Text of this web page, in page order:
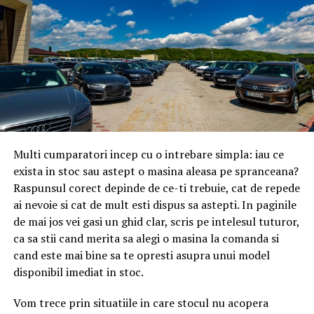
– pentru una sau două persoane în
locuință – mașini de spălat cu capacitate
de până în 6 kilograme
– pentru 3-4 persoane în locuință –
mașini de spălat cu capacitate între 6 și 8
kilograme
– pentru 5 sau mai multe persoane în
locuință – mașini de spălat cu capacitate
peste 8 kilograme
O mașină de spălat rufe
acceptabilă are cel puțin 600
material irosit prin gauri incorecte sau piese montate
stramb.
Al treilea criteriu este timpul disponibil. Daca ai o zi
intreaga libera si rabdare, poti incerca. Daca ai doar 2-3
ore seara, mai bine chemi un specialist si castigi timp
montajul mobilei
Setul de baza include: surubelnita cu cap cruce
(Phillips), surubelnita cu cap plat, ciocan, ruleta, nivela
cu bula, cutter, banda de mascare, creion. Aceste unelte
se gasesc in orice casa si sunt suficiente pentru piese
simple. Pentru piese complexe, sunt necesare si unelte
in perete sau in lemn), set de chei imbus (de obicei
Multi cumparatori incep cu o intrebare simpla: iau ce
exista in stoc sau astept o masina aleasa pe spranceana?
Raspunsul corect depinde de ce-ti trebuie, cat de repede
ai nevoie si cat de mult esti dispus sa astepti. In paginile
de mai jos vei gasi un ghid clar, scris pe intelesul tuturor,
ca sa stii cand merita sa alegi o masina la comanda si
cand este mai bine sa te opresti asupra unui model
disponibil imediat in stoc.
Vom trece prin situatiile in care stocul nu acopera